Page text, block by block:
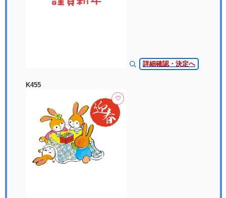
詳細確認・決定へ
K455
♡